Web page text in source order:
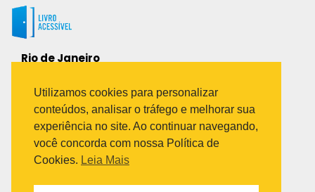
Rio de Janeiro
Bairro Industrial do Jacaré
Rio de Janeiro – RJ – CEP: 20970-031
Telefone:
(21) 3278-8069
(21) 3995-7512
Utilizamos cookies para personalizar
conteúdos, analisar o tráfego e melhorar sua
experiência no site. Ao continuar navegando,
você concorda com nossa Política de
Cookies. Leia Mais